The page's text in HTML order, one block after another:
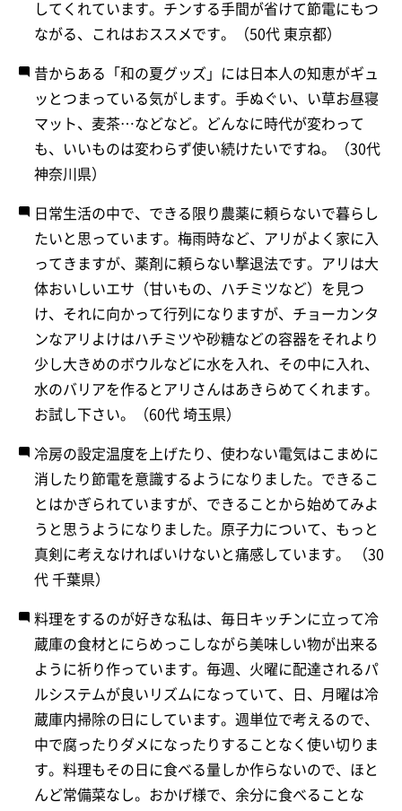
してくれています。チンする手間が省けて節電にもつ
ながる、これはおススメです。（50代 東京都）
昔からある「和の夏グッズ」には日本人の知恵がギュ
ッとつまっている気がします。手ぬぐい、い草お昼寝
マット、麦茶…などなど。どんなに時代が変わって
も、いいものは変わらず使い続けたいですね。（30代
神奈川県）
日常生活の中で、できる限り農薬に頼らないで暮らし
たいと思っています。梅雨時など、アリがよく家に入
ってきますが、薬剤に頼らない撃退法です。アリは大
体おいしいエサ（甘いもの、ハチミツなど）を見つ
け、それに向かって行列になりますが、チョーカンタ
ンなアリよけはハチミツや砂糖などの容器をそれより
少し大きめのボウルなどに水を入れ、その中に入れ、
水のバリアを作るとアリさんはあきらめてくれます。
お試し下さい。（60代 埼玉県）
冷房の設定温度を上げたり、使わない電気はこまめに
消したり節電を意識するようになりました。できるこ
とはかぎられていますが、できることから始めてみよ
うと思うようになりました。原子力について、もっと
真剣に考えなければいけないと痛感しています。 （30
代 千葉県）
料理をするのが好きな私は、毎日キッチンに立って冷
蔵庫の食材とにらめっこしながら美味しい物が出来る
ように祈り作っています。毎週、火曜に配達されるパ
ルシステムが良いリズムになっていて、日、月曜は冷
蔵庫内掃除の日にしています。週単位で考えるので、
中で腐ったりダメになったりすることなく使い切りま
す。料理もその日に食べる量しか作らないので、ほと
んど常備菜なし。おかげ様で、余分に食べることな